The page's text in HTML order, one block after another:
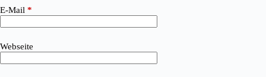
E-Mail *
Webseite